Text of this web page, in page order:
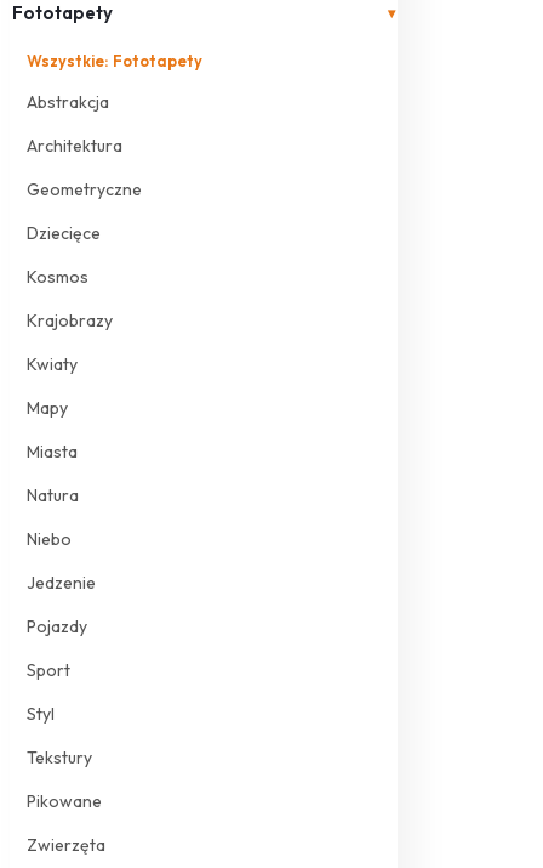
Fototapety ▾
Wszystkie: Fototapety
Abstrakcja
Architektura
Geometryczne
Dziecięce
Kosmos
Krajobrazy
Kwiaty
Mapy
Miasta
Natura
Niebo
Jedzenie
Pojazdy
Sport
Styl
Tekstury
Pikowane
Zwierzęta